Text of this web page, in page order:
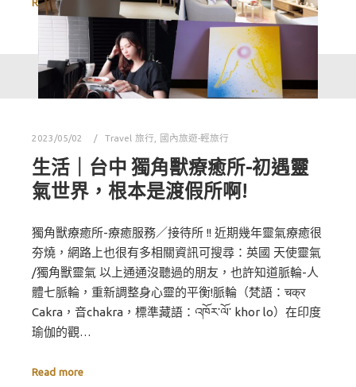
Read more
2023/05/02 Travel 旅行 國內旅遊-輕旅行
生活｜台中 獨角獸療癒所-初遇靈
氣世界，根本是渡假所啊!
獨角獸療癒所-療癒服務／接待所 !! 近期幾年靈氣療癒很
夯燒，網路上也很有多相關資訊可搜尋：英國 天使靈氣
/獨角獸靈氣 以上通通沒聽過的朋友，也許知道脈輪-人
體七脈輪，重新調整身心靈的平衡!脈輪（梵語：चक्र
Cakra，音chakra，標準藏語：འཁོར་ལོ་ khor lo）在印度
瑜伽的觀…
Read more